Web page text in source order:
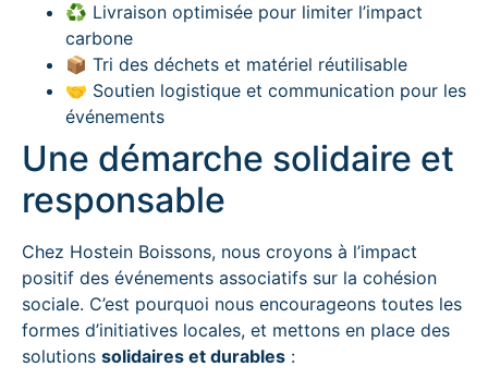
♻️ Livraison optimisée pour limiter l’impact
carbone
📦 Tri des déchets et matériel réutilisable
🤝 Soutien logistique et communication pour les
événements
Une démarche solidaire et
responsable
Chez Hostein Boissons, nous croyons à l’impact
positif des événements associatifs sur la cohésion
sociale. C’est pourquoi nous encourageons toutes les
formes d’initiatives locales, et mettons en place des
solutions solidaires et durables :